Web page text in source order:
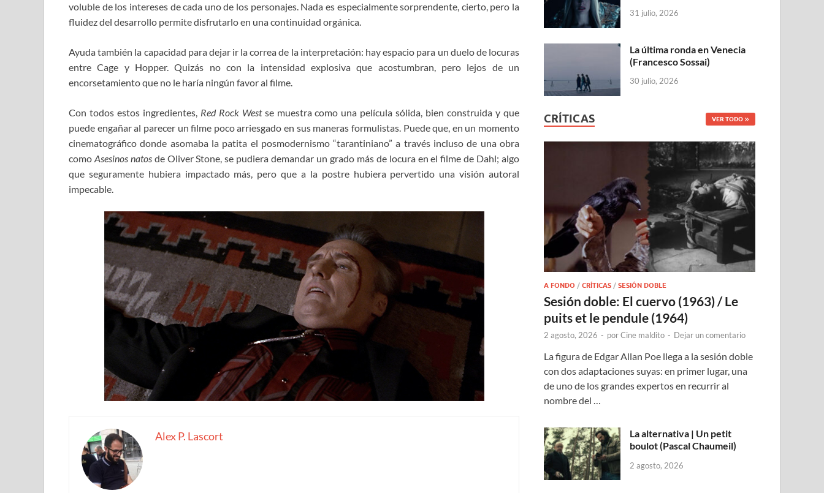
voluble de los intereses de cada uno de los personajes. Nada es especialmente sorprendente, cierto, pero la
fluidez del desarrollo permite disfrutarlo en una continuidad orgánica.
Ayuda también la capacidad para dejar ir la correa de la interpretación: hay espacio para un duelo de locuras
entre Cage y Hopper. Quizás no con la intensidad explosiva que acostumbran, pero lejos de un
encorsetamiento que no le haría ningún favor al filme.
Con todos estos ingredientes, Red Rock Westse muestra como una película sólida, bien construida y que
puede engañar al parecer un filme poco arriesgado en sus maneras formulistas. Puede que, en un momento
cinematográfico donde asomaba la patita el posmodernismo “tarantiniano” a través incluso de una obra
como Asesinos natosde Oliver Stone, se pudiera demandar un grado más de locura en el filme de Dahl; algo
que seguramente hubiera impactado más, pero que a la postre hubiera pervertido una visión autoral
impecable.
Alex P. Lascort
31 julio, 2026
La última ronda en Venecia
(Francesco Sossai)
30 julio, 2026
CRÍTICAS VER TODO
A FONDO /CRÍTICAS /SESIÓN DOBLE
Sesión doble: El cuervo (1963) / Le
puits et le pendule (1964)
2 agosto, 2026 - porCine maldito - Dejar un comentario
La figura de Edgar Allan Poe llega a la sesión doble
con dos adaptaciones suyas: en primer lugar, una
de uno de los grandes expertos en recurrir al
nombre del …
La alternativa | Un petit
boulot (Pascal Chaumeil)
2 agosto, 2026